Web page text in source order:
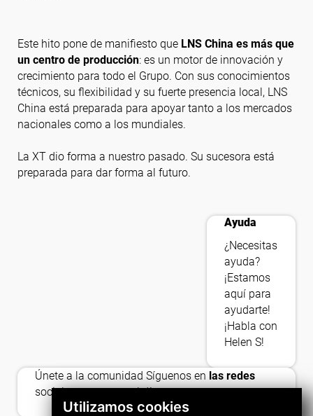
Utilizamos cookies
Este hito pone de manifiesto que LNS China es más que
un centro de producción: es un motor de innovación y
crecimiento para todo el Grupo. Con sus conocimientos
técnicos, su flexibilidad y su fuerte presencia local, LNS
China está preparada para apoyar tanto a los mercados
nacionales como a los mundiales.
La XT dio forma a nuestro pasado. Su sucesora está
preparada para dar forma al futuro.
contact_support
Ayuda
¿Necesitas
ayuda?
¡Estamos
aquí para
ayudarte!
¡Habla con
Helen S!
thumb_up
Únete a la comunidad Síguenos en las redes
sociales para estar al día